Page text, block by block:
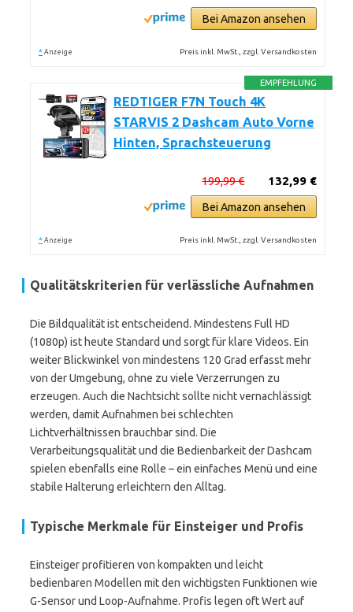
Bei Amazon ansehen
* Anzeige Preis inkl. MwSt., zzgl. Versandkosten
EMPFEHLUNG
REDTIGER F7N Touch 4K
STARVIS 2 Dashcam Auto Vorne
Hinten, Sprachsteuerung
132,99 €
199,99 €
Bei Amazon ansehen
* Anzeige Preis inkl. MwSt., zzgl. Versandkosten
Qualitätskriterien für verlässliche Aufnahmen
Die Bildqualität ist entscheidend. Mindestens Full HD
(1080p) ist heute Standard und sorgt für klare Videos. Ein
weiter Blickwinkel von mindestens 120 Grad erfasst mehr
von der Umgebung, ohne zu viele Verzerrungen zu
erzeugen. Auch die Nachtsicht sollte nicht vernachlässigt
werden, damit Aufnahmen bei schlechten
Lichtverhältnissen brauchbar sind. Die
Verarbeitungsqualität und die Bedienbarkeit der Dashcam
spielen ebenfalls eine Rolle – ein einfaches Menü und eine
stabile Halterung erleichtern den Alltag.
Typische Merkmale für Einsteiger und Profis
Einsteiger profitieren von kompakten und leicht
bedienbaren Modellen mit den wichtigsten Funktionen wie
G-Sensor und Loop-Aufnahme. Profis legen oft Wert auf